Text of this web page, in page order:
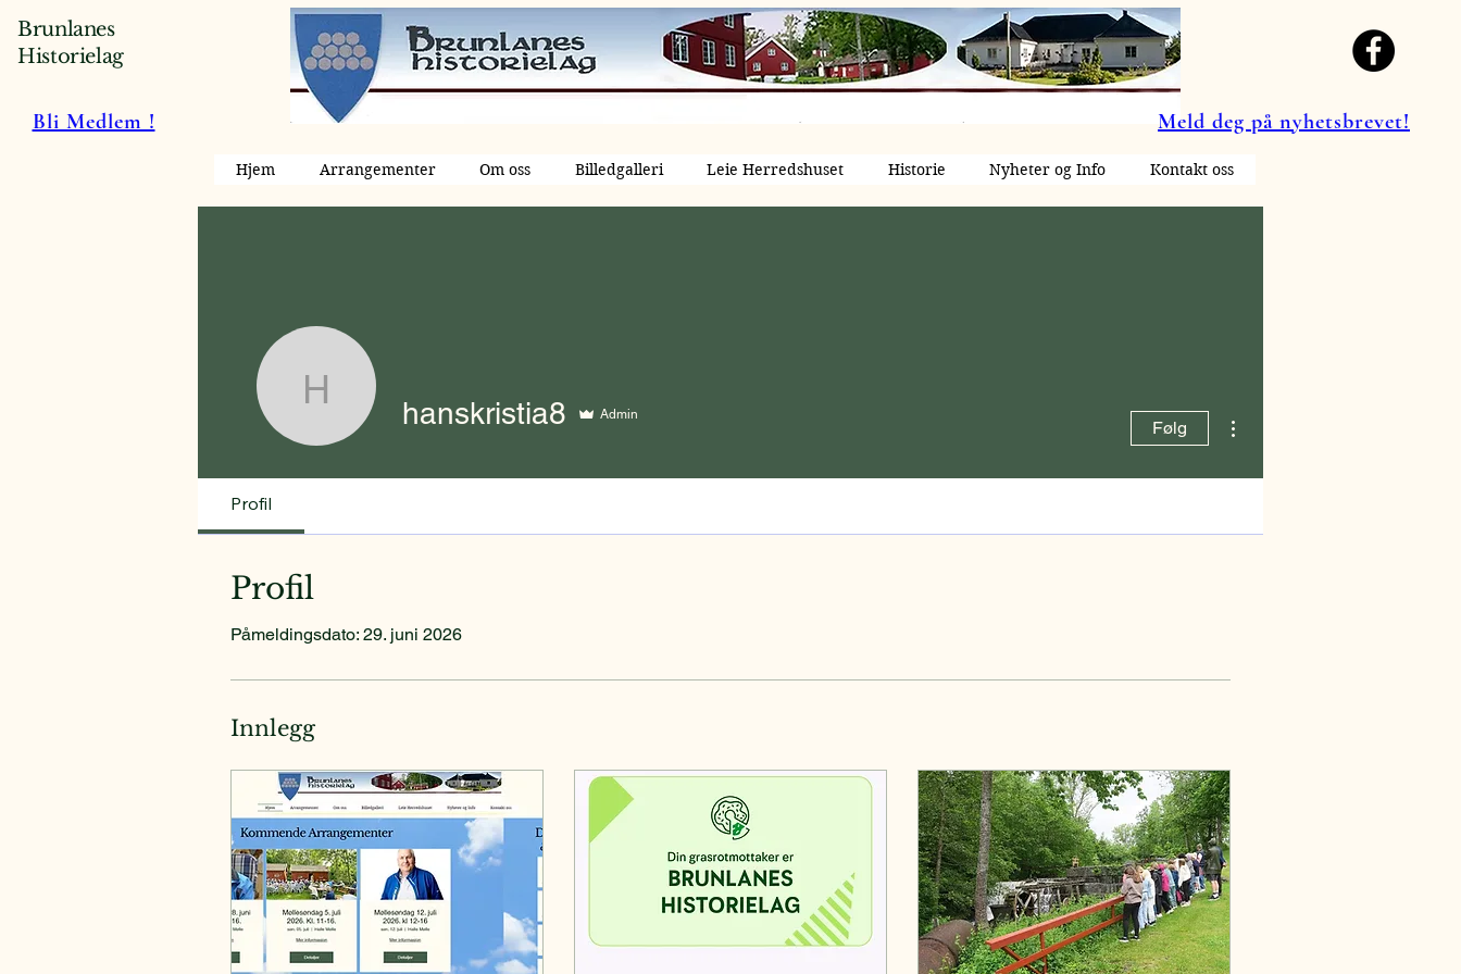
Brunlanes
Historielag
Bli Medlem ! Meld deg på nyhetsbrevet!
Hjem Arrangementer Om oss Billedgalleri Leie Herredshuset Historie Nyheter og Info Kontakt oss
hanskristia8
hanskristia8 Admin
Følg
Profil
Profil
Påmeldingsdato: 29. juni 2026
Innlegg